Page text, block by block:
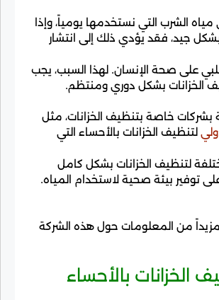
الشرب التي نستخدمها يومياً، وإذا
جيد، فقد يؤدي ذلك إلى انتشار
على صحة الإنسان. لهذا السبب، يجب
الخزانات بشكل دوري ومنتظم.
بشركات خاصة بتنظيف الخزانات، مثل
لتنظيف الخزانات بالأحساء التي
لتنظيف الخزانات بشكل كامل
توفير بيئة صحية لاستخدام المياه.
من المعلومات حول هذه الشركة
الخزانات بالأحساء